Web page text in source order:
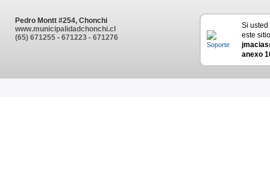
Pedro Montt #254, Chonchi
www.municipalidadchonchi.cl
(65) 671255 - 671223 - 671276
Si
este
anexo